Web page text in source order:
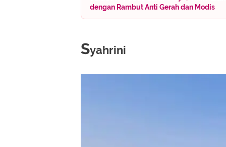
dengan Rambut Anti Gerah dan Modis
Syahrini